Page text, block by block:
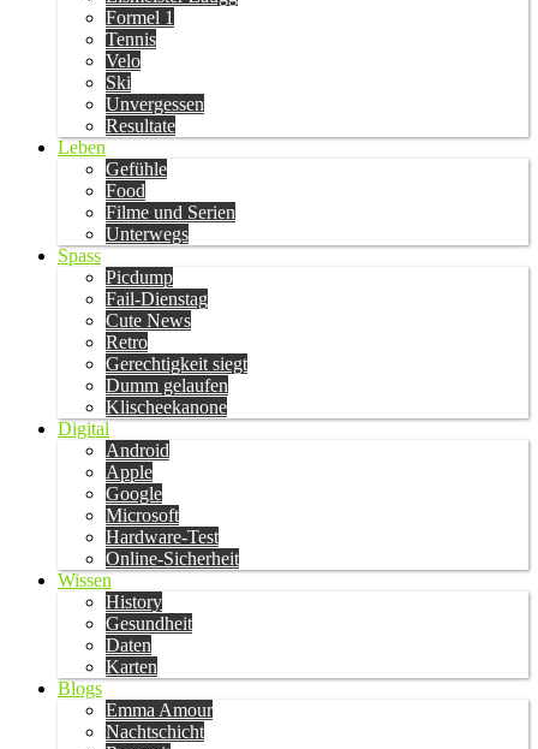
Formel 1
Tennis
Velo
Ski
Unvergessen
Resultate
Leben
Gefühle
Food
Filme und Serien
Unterwegs
Spass
Picdump
Fail-Dienstag
Cute News
Retro
Gerechtigkeit siegt
Dumm gelaufen
Klischeekanone
Digital
Android
Apple
Google
Microsoft
Hardware-Test
Online-Sicherheit
Wissen
History
Gesundheit
Daten
Karten
Blogs
Emma Amour
Nachtschicht